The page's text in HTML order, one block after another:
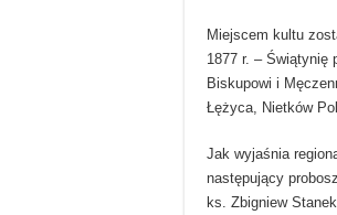
Miejscem kultu
1877 r. – Świątynię
Biskupowi i
Łężyca, Nietków
Jak wyjaśnia
następujący
ks. Zbigniew